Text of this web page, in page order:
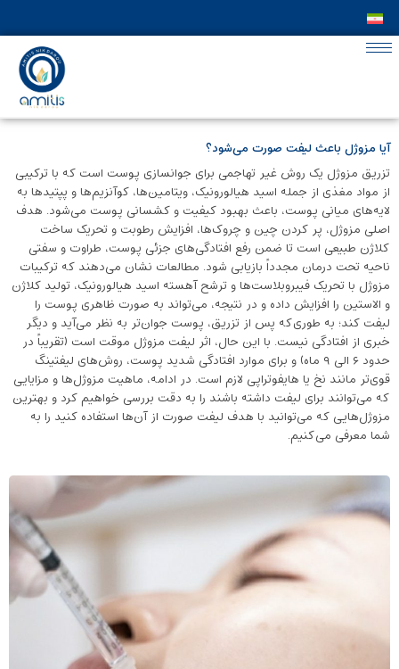
آیا مزوژل باعث لیفت صورت می‌شود؟
تزریق مزوژل یک روش غیر تهاجمی برای جوانسازی پوست است که با ترکیبی
از مواد مغذی از جمله اسید هیالورونیک، ویتامین‌ها، کوآنزیم‌ها و پپتیدها به
لایه‌های میانی پوست، باعث بهبود کیفیت و کشسانی پوست می‌شود. هدف
اصلی مزوژل، پر کردن چین ‌و چروک‌ها، افزایش رطوبت و تحریک ساخت
کلاژن طبیعی است تا ضمن رفع افتادگی‌های جزئی پوست، طراوت و سفتی
ناحیه تحت درمان مجدداً بازیابی شود. مطالعات نشان می‌دهند که ترکیبات
مزوژل با تحریک فیبروبلاست‌ها و ترشح آهسته اسید هیالورونیک، تولید کلاژن
و الاستین را افزایش داده و در نتیجه، می‌تواند به صورت ظاهری پوست را
لیفت کند؛ به ‌طوری‌که پس از تزریق، پوست جوان‌تر به نظر می‌آید و دیگر
خبری از افتادگی نیست. با این حال، اثر لیفت مزوژل موقت است (تقریباً در
حدود ۶ الی ۹ ماه) و برای موارد افتادگی شدید پوست، روش‌های لیفتینگ
قوی‌تر مانند نخ یا هایفوتراپی لازم است. در ادامه، ماهیت مزوژل‌ها و مزایایی
که می‌توانند برای لیفت داشته باشند را به دقت بررسی خواهیم کرد و بهترین
مزوژل‌هایی که می‌توانید با هدف لیفت صورت از آن‌ها استفاده کنید را به
شما معرفی می‌کنیم.